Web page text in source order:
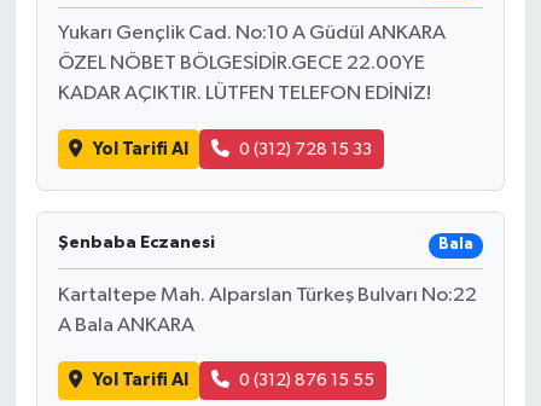
Yukarı Gençlik Cad. No:10 A Güdül ANKARA
ÖZEL NÖBET BÖLGESİDİR.GECE 22.00YE
KADAR AÇIKTIR. LÜTFEN TELEFON EDİNİZ!
Yol Tarifi Al 0 (312) 728 15 33
Şenbaba Eczanesi Bala
Kartaltepe Mah. Alparslan Türkeş Bulvarı No:22
A Bala ANKARA
Yol Tarifi Al 0 (312) 876 15 55